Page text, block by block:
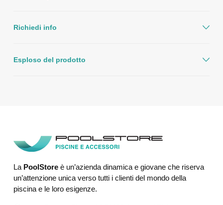
Richiedi info
Esploso del prodotto
La PoolStoreè un’azienda dinamica e giovane che riserva
un’attenzione unica verso tutti i clienti del mondo della
piscina e le loro esigenze.